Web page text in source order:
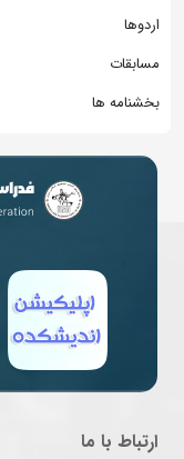
اردوها
مسابقات
بخشنامه ها
ارتباط با ما